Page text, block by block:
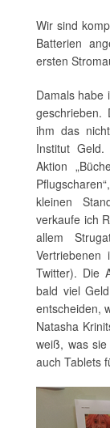
Wir sind
Batterien
ersten
Damals habe
ihm das
Institut Geld.
Aktion
kleinen
verkaufe ich
allem
Vertriebenen
Twitter). Die
bald viel
entscheiden,
Natasha
weiß, was
auch Tablets